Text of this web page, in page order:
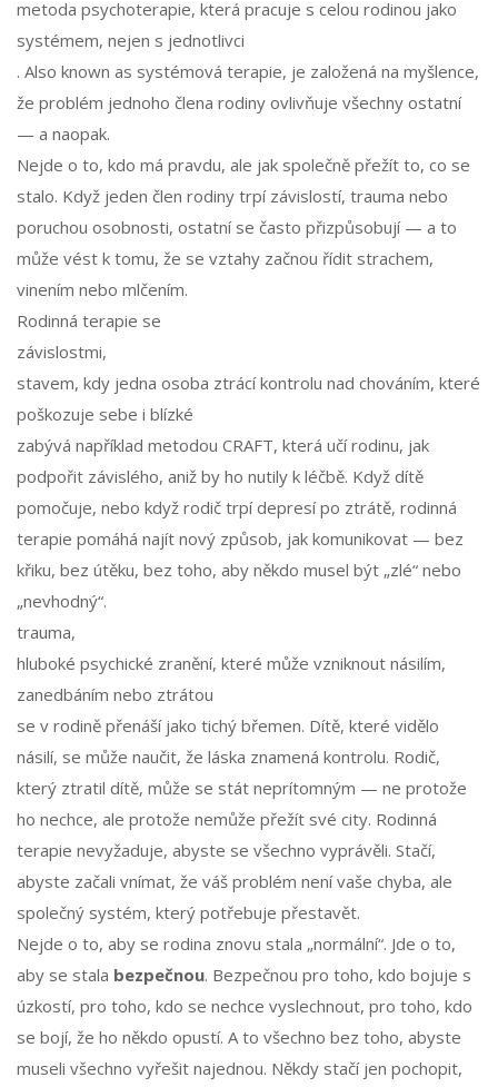
metoda psychoterapie, která pracuje s celou rodinou jako
systémem, nejen s jednotlivci
. Also known as systémová terapie, je založená na myšlence,
že problém jednoho člena rodiny ovlivňuje všechny ostatní
— a naopak.
Nejde o to, kdo má pravdu, ale jak společně přežít to, co se
stalo. Když jeden člen rodiny trpí závislostí, trauma nebo
poruchou osobnosti, ostatní se často přizpůsobují — a to
může vést k tomu, že se vztahy začnou řídit strachem,
vinením nebo mlčením.
Rodinná terapie se
závislostmi,
stavem, kdy jedna osoba ztrácí kontrolu nad chováním, které
poškozuje sebe i blízké
zabývá například metodou CRAFT, která učí rodinu, jak
podpořit závislého, aniž by ho nutily k léčbě. Když dítě
pomočuje, nebo když rodič trpí depresí po ztrátě, rodinná
terapie pomáhá najít nový způsob, jak komunikovat — bez
křiku, bez útěku, bez toho, aby někdo musel být „zlé“ nebo
„nevhodný“.
trauma,
hluboké psychické zranění, které může vzniknout násilím,
zanedbáním nebo ztrátou
se v rodině přenáší jako tichý břemen. Dítě, které vidělo
násilí, se může naučit, že láska znamená kontrolu. Rodič,
který ztratil dítě, může se stát neprítomným — ne protože
ho nechce, ale protože nemůže přežít své city. Rodinná
terapie nevyžaduje, abyste se všechno vyprávěli. Stačí,
abyste začali vnímat, že váš problém není vaše chyba, ale
společný systém, který potřebuje přestavět.
Nejde o to, aby se rodina znovu stala „normální“. Jde o to,
aby se stala bezpečnou. Bezpečnou pro toho, kdo bojuje s
úzkostí, pro toho, kdo se nechce vyslechnout, pro toho, kdo
se bojí, že ho někdo opustí. A to všechno bez toho, abyste
museli všechno vyřešit najednou. Někdy stačí jen pochopit,